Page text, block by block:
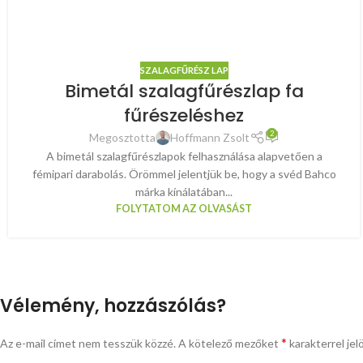
SZALAGFŰRÉSZ LAP
Bimetál szalagfűrészlap fa
fűrészeléshez
Megosztotta Hoffmann Zsolt 2
A bimetál szalagfűrészlapok felhasználása alapvetően a
fémipari darabolás. Örömmel jelentjük be, hogy a svéd Bahco
márka kínálatában...
FOLYTATOM AZ OLVASÁST
Vélemény, hozzászólás?
Az e-mail címet nem tesszük közzé.A kötelező mezőket * karakterrel